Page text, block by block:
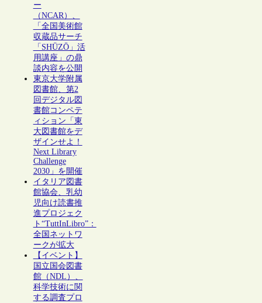
ー
（NCAR）、
「全国美術館
収蔵品サーチ
「SHŪZŌ」活
用講座」の鼎
談内容を公開
東京大学附属
図書館、第2
回デジタル図
書館コンペテ
ィション「東
大図書館をデ
ザインせよ！
Next Library
Challenge
2030」を開催
イタリア図書
館協会、乳幼
児向け読書推
進プロジェク
ト“TuttInLibro”：
全国ネットワ
ークが拡大
【イベント】
国立国会図書
館（NDL）、
科学技術に関
する調査プロ